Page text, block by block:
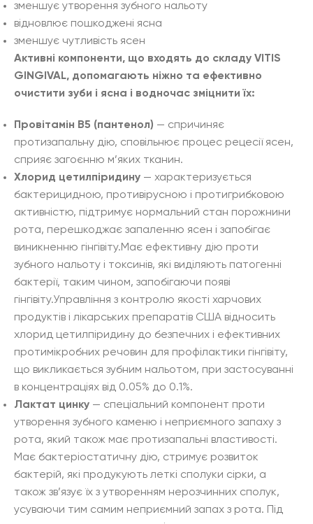
зменшує утворення зубного нальоту
відновлює пошкоджені ясна
зменшує чутливість ясен
Активні компоненти, що входять до складу VITIS
GINGIVAL, допомагають ніжно та ефективно
очистити зуби і ясна і водночас зміцнити їх:
Провітамін B5 (пантенол) — спричиняє
протизапальну дію, сповільнює процес рецесії ясен,
сприяє загоєнню м’яких тканин.
Хлорид цетилпіридину — характеризується
бактерицидною, противірусною і протигрибковою
активністю, підтримує нормальний стан порожнини
рота, перешкоджає запаленню ясен і запобігає
виникненню гінгівіту.Має ефективну дію проти
зубного нальоту і токсинів, які виділяють патогенні
бактерії, таким чином, запобігаючи появі
гінгівіту.Управління з контролю якості харчових
продуктів і лікарських препаратів США відносить
хлорид цетилпіридину до безпечних і ефективних
протимікробних речовин для профілактики гінгівіту,
що викликається зубним нальотом, при застосуванні
в концентраціях від 0.05% до 0.1%.
Лактат цинку — спеціальний компонент проти
утворення зубного каменю і неприємного запаху з
рота, який також має протизапальні властивості.
Має бактеріостатичну дію, стримує розвиток
бактерій, які продукують леткі сполуки сірки, а
також зв’язує їх з утворенням нерозчинних сполук,
усуваючи тим самим неприємний запах з рота. Під